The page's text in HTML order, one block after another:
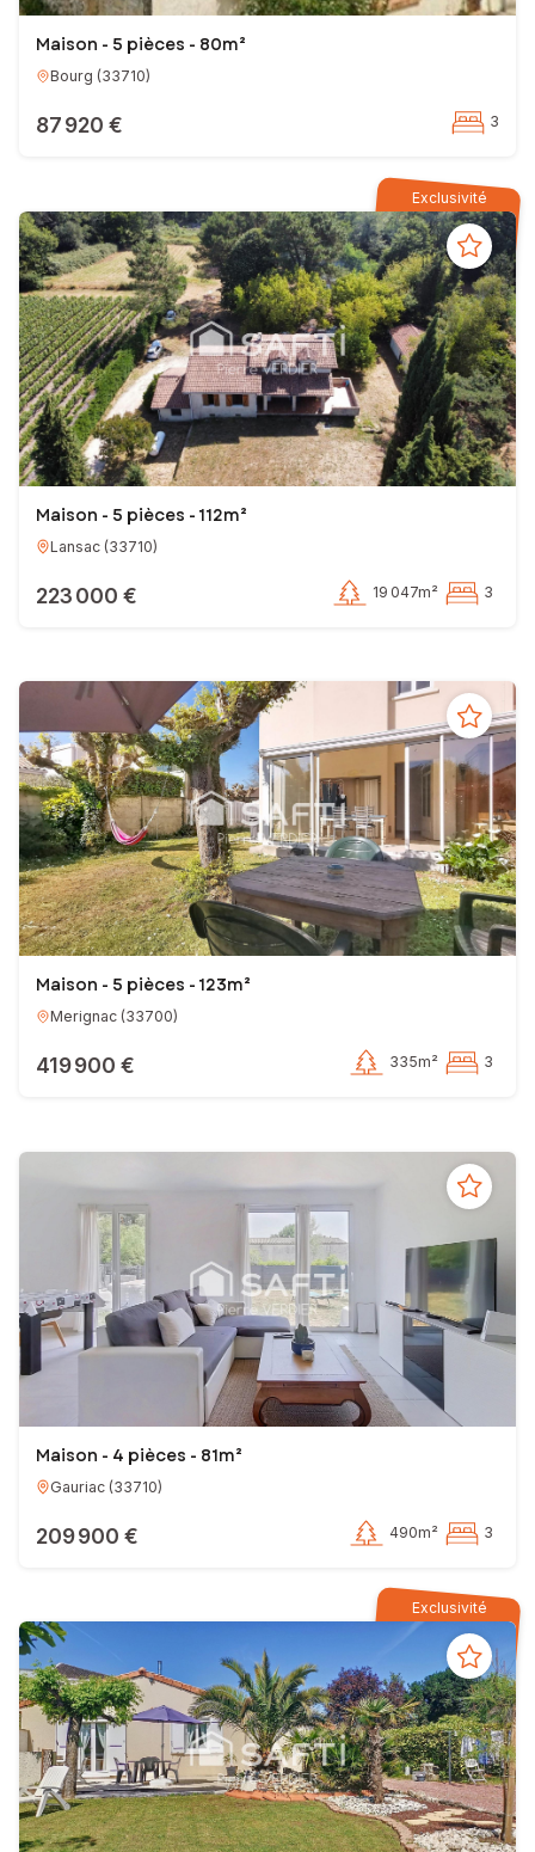
Maison - 5 pièces - 80m²
Bourg (33710)
87 920 € 3
Exclusivité
Maison - 5 pièces - 112m²
Lansac (33710)
223 000 € 19 047m² 3
Maison - 5 pièces - 123m²
Merignac (33700)
419 900 € 335m² 3
Maison - 4 pièces - 81m²
Gauriac (33710)
209 900 € 490m² 3
Exclusivité